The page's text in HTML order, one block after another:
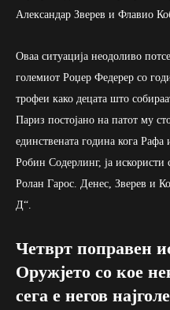
Александар Зверев и Флавио
Оваа ситуација неодоливо
големиот Роџер Федерер со
трофеи како децата што
Париз постојано на патот му
единствената година кога
Робин Содерлинг, ја искористи
Ролан Гарос. Денес, Зверев и
Д“.
Четврт поправен
Оружјето со кое
сега е негов